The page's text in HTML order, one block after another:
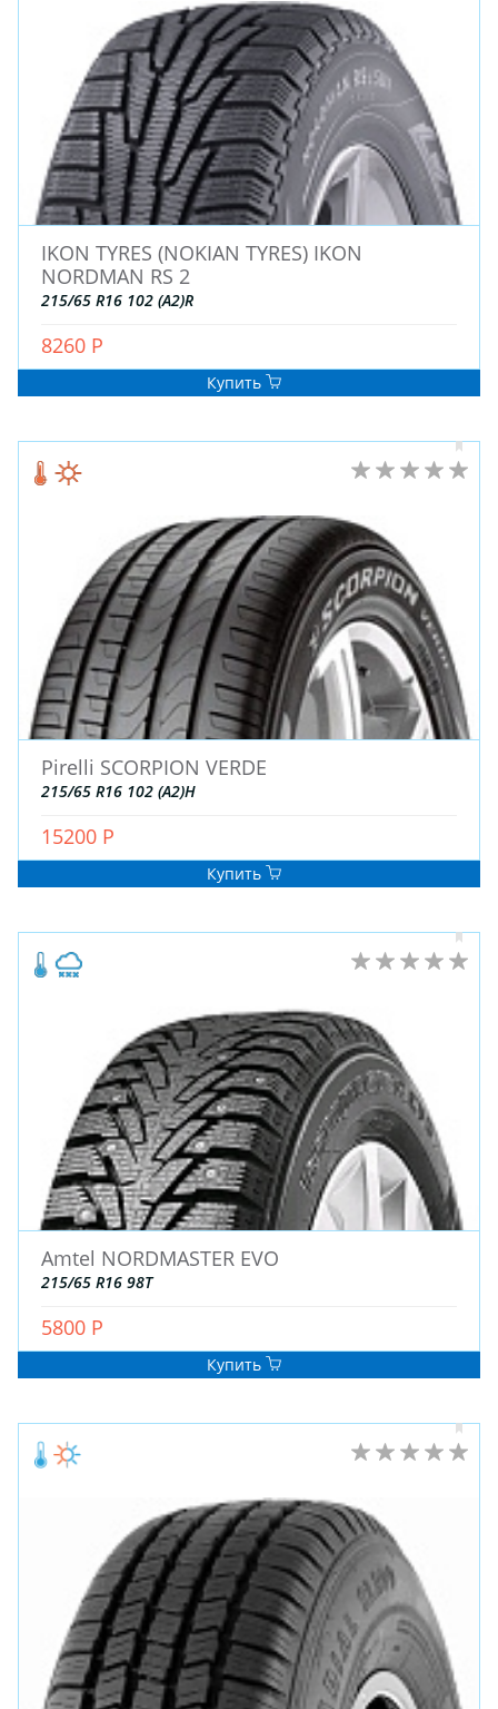
ЗИМНИЕ
ЛЕТНИЕ
ВСЕСЕЗОННЫЕ
ЛИТЫЕ
ДЛЯ ГРУЗОВЫХ АВТО
ДЛЯ ЛЕГКОВЫХ АВТО
ШИНЫ
ДИСКИ
АККУМУЛЯТОРЫ
IKON TYRES (NOKIAN TYRES) IKON
NORDMAN RS 2
215/65 R16 102 (A2)R
8260 Р
Купить
Pirelli SCORPION VERDE
215/65 R16 102 (A2)H
15200 Р
Купить
Amtel NORDMASTER EVO
215/65 R16 98T
5800 Р
Купить